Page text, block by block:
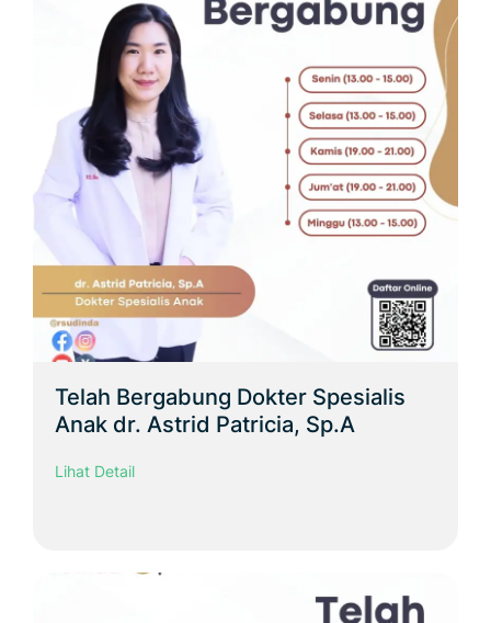
Telah Bergabung Dokter Spesialis
Anak dr. Astrid Patricia, Sp.A
Lihat Detail